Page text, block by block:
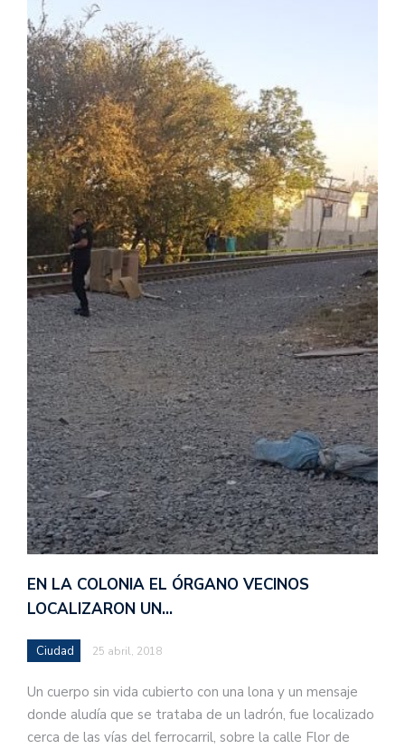
EN LA COLONIA EL ÓRGANO VECINOS
LOCALIZARON UN…
Ciudad 25 abril, 2018
Un cuerpo sin vida cubierto con una lona y un mensaje
donde aludía que se trataba de un ladrón, fue localizado
cerca de las vías del ferrocarril, sobre la calle Flor de